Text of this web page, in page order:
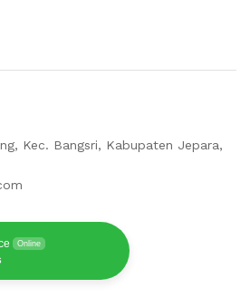
Kec. Bangsri, Kabupaten Jepara,
Online